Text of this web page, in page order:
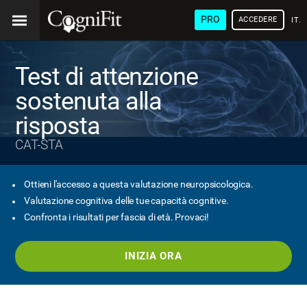
PRO ACCEDERE
Test di attenzione
sostenuta alla
risposta
CAT-STA
Ottieni l'accesso a questa valutazione neuropsicologica.
Valutazione cognitiva delle tue capacità cognitive.
Confronta i risultati per fascia di età. Provaci!
INIZIA ORA